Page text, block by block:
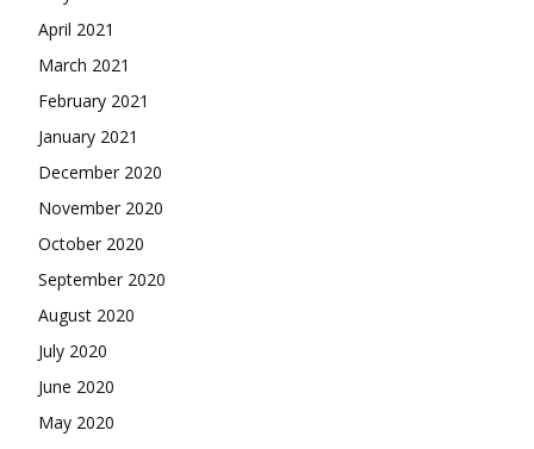
April 2021
March 2021
February 2021
January 2021
December 2020
November 2020
October 2020
September 2020
August 2020
July 2020
June 2020
May 2020